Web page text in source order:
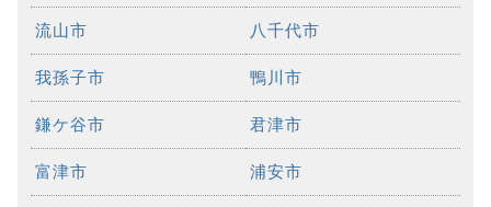
流山市 八千代市
我孫子市 鴨川市
鎌ケ谷市 君津市
富津市 浦安市